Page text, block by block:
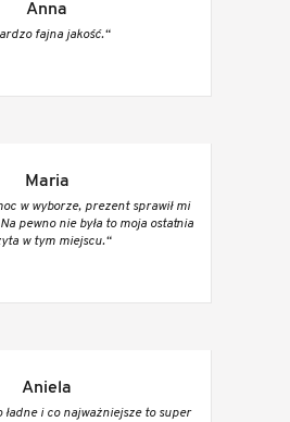
Anna
fajna jakość.“
Maria
w wyborze, prezent sprawił mi
pewno nie była to moja ostatnia
w tym miejscu.“
Aniela
ładne i co najważniejsze to super